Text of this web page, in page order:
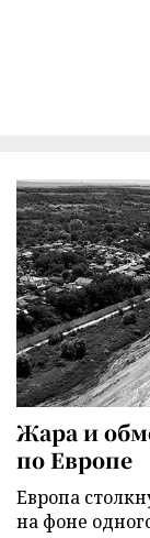
Жара и
по Европе
Европа
на фоне